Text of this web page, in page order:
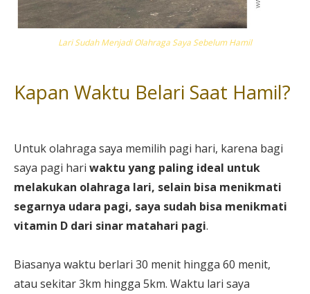
Lari Sudah Menjadi Olahraga Saya Sebelum Hamil
Kapan Waktu Belari Saat Hamil?
Untuk olahraga saya memilih pagi hari, karena bagi
saya pagi hari waktu yang paling ideal untuk
melakukan olahraga lari, selain bisa menikmati
segarnya udara pagi, saya sudah bisa menikmati
vitamin D dari sinar matahari pagi.
Biasanya waktu berlari 30 menit hingga 60 menit,
atau sekitar 3km hingga 5km. Waktu lari saya